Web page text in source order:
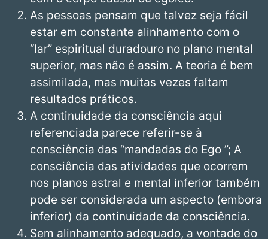
As pessoas pensam que talvez seja fácil
estar em constante alinhamento com o
“lar” espiritual duradouro no plano mental
superior, mas não é assim. A teoria é bem
assimilada, mas muitas vezes faltam
resultados práticos.
A continuidade da consciência aqui
referenciada parece referir-se à
consciência das “mandadas do Ego ”; A
consciência das atividades que ocorrem
nos planos astral e mental inferior também
pode ser considerada um aspecto (embora
inferior) da continuidade da consciência.
Sem alinhamento adequado, a vontade do